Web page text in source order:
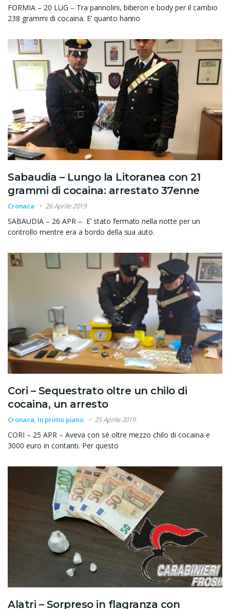
FORMIA – 20 LUG – Tra pannolini, biberon e body per il cambio
238 grammi di cocaina. E’ quanto hanno
Sabaudia – Lungo la Litoranea con 21
grammi di cocaina: arrestato 37enne
Cronaca 26 Aprile 2019
SABAUDIA – 26 APR – E’ stato fermato nella notte per un
controllo mentre era a bordo della sua auto.
Cori – Sequestrato oltre un chilo di
cocaina, un arresto
Cronaca, In primo piano 25 Aprile 2019
CORI – 25 APR – Aveva con sé oltre mezzo chilo di cocaina e
3000 euro in contanti. Per questo
Alatri – Sorpreso in flagranza con